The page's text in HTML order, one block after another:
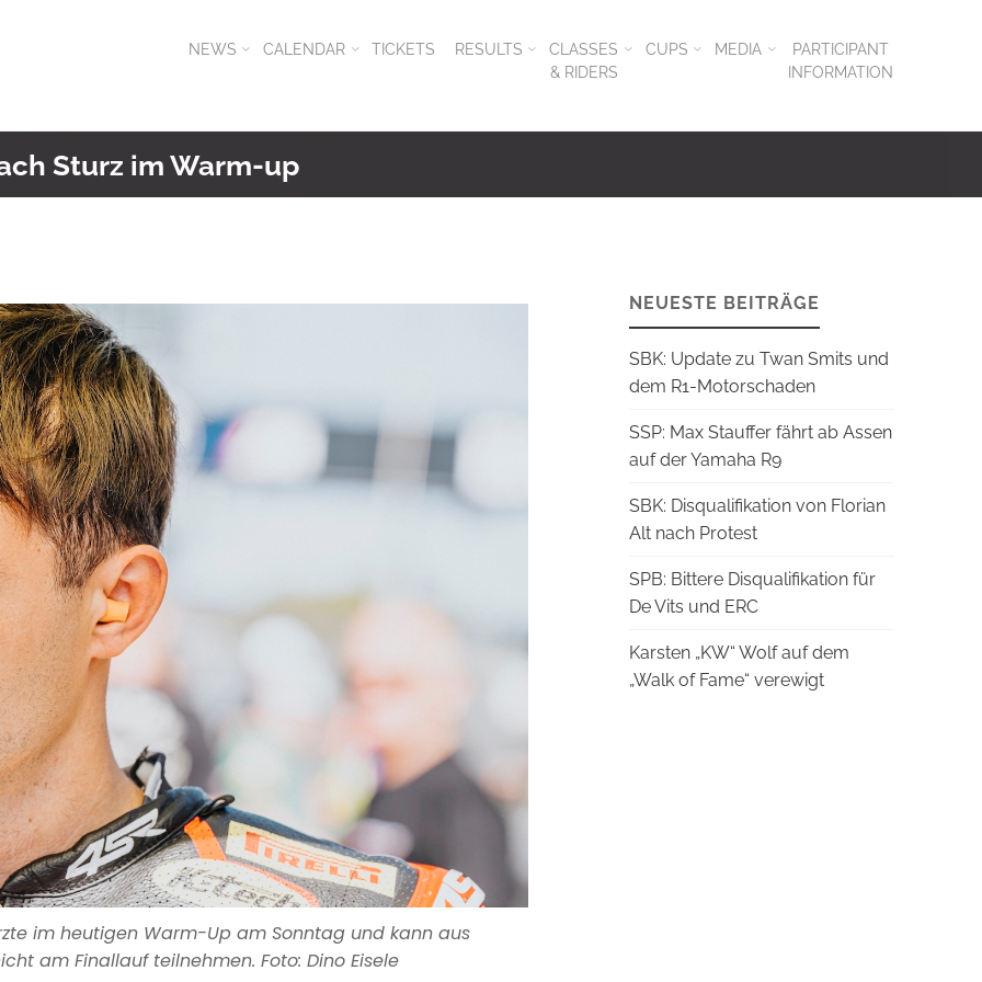
NEWS CALENDAR TICKETS RESULTS
CLASSES
& RIDERS
CUPS MEDIA
PARTICIPANT
INFORMATION
Sturz im Warm-up
im heutigen Warm-Up am Sonntag und kann aus
am Finallauf teilnehmen. Foto: Dino Eisele
NEUESTE BEITRÄGE
SBK: Update zu Twan Smits und
dem R1-Motorschaden
SSP: Max Stauffer fährt ab Assen
auf der Yamaha R9
SBK: Disqualifikation von Florian
Alt nach Protest
SPB: Bittere Disqualifikation für
De Vits und ERC
Karsten „KW“ Wolf auf dem
„Walk of Fame“ verewigt